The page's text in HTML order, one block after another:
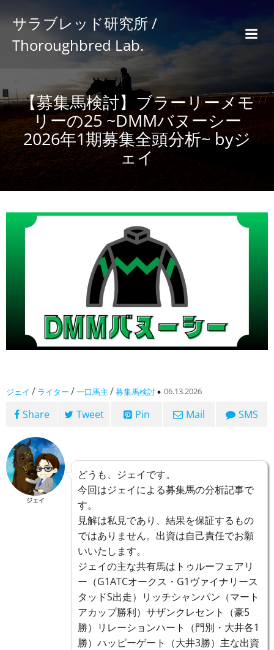
サラブレッド研究所 /
Thoroughbred Lab.
【募集馬検討】ブラーリーメモ
リーの25 ~DMMバヌーシー
2026年1期募集全頭分析~ byジ
ェイ
ジェイ / ライター /一口馬主 /募集馬検討 06.13.2026
Share Tweet Pin Mail SMS
ジェイ
どうも、ジェイです。
今回はジェイによる募集馬の分析記事で
す。
見解は私見であり、結果を保証するもの
ではありません。出資は自己責任でお願
いいたします。
ジェイの主な共有馬はトゥルーフェアリ
ー（G1ATCオークス・G1ヴァイナリース
タッドS出走）リッチシャンパン（マート
アカップ勝利）サザンクレセント（豪5
勝）リレーションハート（門別・大井各1
勝）ハッピーゲート（大井3勝）主な出資